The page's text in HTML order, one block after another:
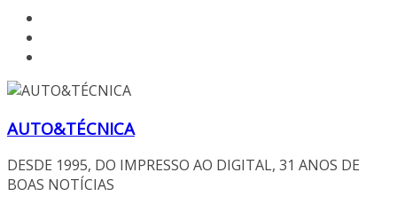
AUTO&TÉCNICA
DESDE 1995, DO IMPRESSO AO DIGITAL, 31 ANOS DE
BOAS NOTÍCIAS